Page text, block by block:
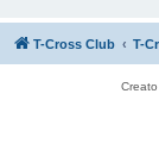
T-Cross Club T-